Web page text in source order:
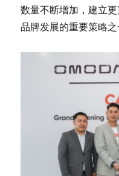
数量不断增加，建立
品牌发展的重要策略之